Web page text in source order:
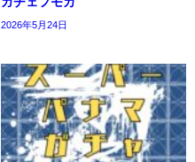
2026年5月24日